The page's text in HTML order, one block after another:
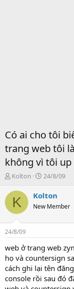
Có ai cho tôi
trang web tôi
không vì tôi up
T
o
b
ở
Kolton
S
a
t
e
24/8/09
K Kolton
New Member
24/8/09
web ở trang web
họ và countersign
cách ghi lại tên
console rồi sau đó